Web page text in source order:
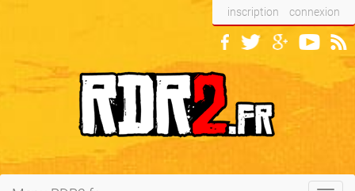
inscription connexion